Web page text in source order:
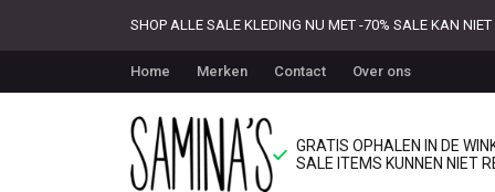
SHOP ALLE SALE KLEDING NU MET -70% SALE KAN
Home Merken Contact Over ons
GRATIS OPHALEN IN DE
SALE ITEMS KUNNEN NIET